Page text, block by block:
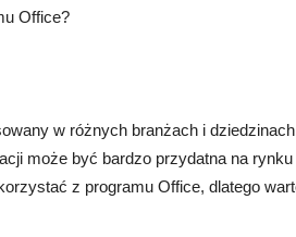
Office?
w różnych branżach i
może być bardzo przydatna na
z programu Office, dlatego